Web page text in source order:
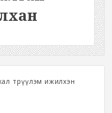
төрүүлэм ижилхэн